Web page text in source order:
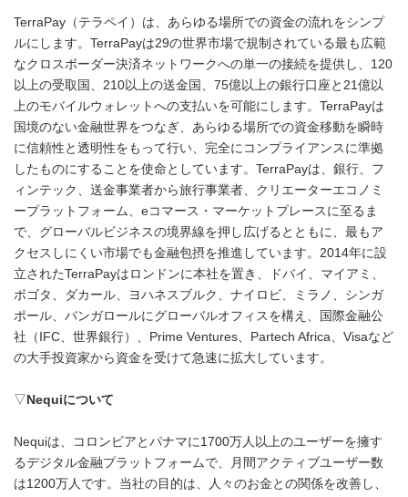
TerraPay（テラペイ）は、あらゆる場所での資金の流れをシンプ
ルにします。TerraPayは29の世界市場で規制されている最も広範
なクロスボーダー決済ネットワークへの単一の接続を提供し、120
以上の受取国、210以上の送金国、75億以上の銀行口座と21億以
上のモバイルウォレットへの支払いを可能にします。TerraPayは
国境のない金融世界をつなぎ、あらゆる場所での資金移動を瞬時
に信頼性と透明性をもって行い、完全にコンプライアンスに準拠
したものにすることを使命としています。TerraPayは、銀行、フ
ィンテック、送金事業者から旅行事業者、クリエーターエコノミ
ープラットフォーム、eコマース・マーケットプレースに至るま
で、グローバルビジネスの境界線を押し広げるとともに、最もア
クセスしにくい市場でも金融包摂を推進しています。2014年に設
立されたTerraPayはロンドンに本社を置き、ドバイ、マイアミ、
ボゴタ、ダカール、ヨハネスブルク、ナイロビ、ミラノ、シンガ
ポール、バンガロールにグローバルオフィスを構え、国際金融公
社（IFC、世界銀行）、Prime Ventures、Partech Africa、Visaなど
の大手投資家から資金を受けて急速に拡大しています。
▽ Nequiについて
Nequiは、コロンビアとパナマに1700万人以上のユーザーを擁す
るデジタル金融プラットフォームで、月間アクティブユーザー数
は1200万人です。当社の目的は、人々のお金との関係を改善し、